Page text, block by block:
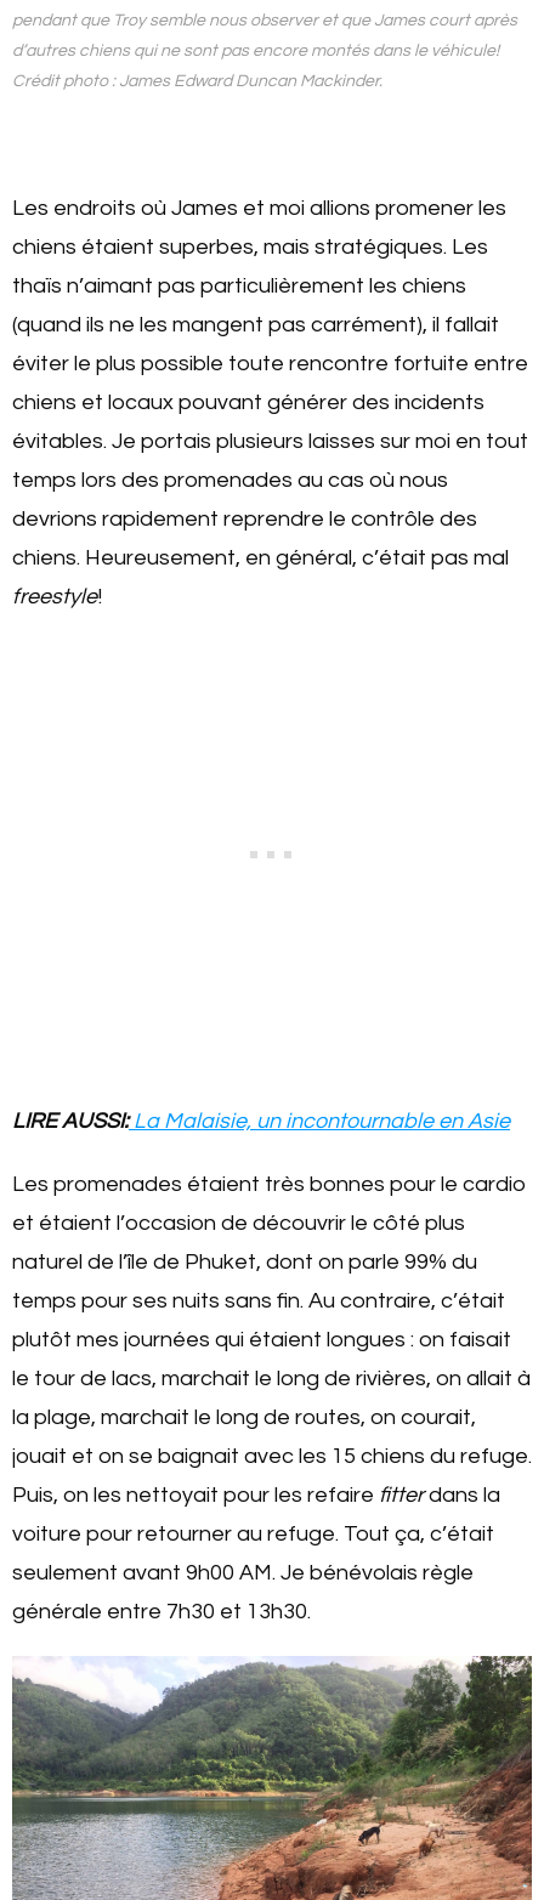
pendant que Troy semble nous observer et que James court après
d’autres chiens qui ne sont pas encore montés dans le véhicule!
Crédit photo : James Edward Duncan Mackinder.
Les endroits où James et moi allions promener les
chiens étaient superbes, mais stratégiques. Les
thaïs n’aimant pas particulièrement les chiens
(quand ils ne les mangent pas carrément), il fallait
éviter le plus possible toute rencontre fortuite entre
chiens et locaux pouvant générer des incidents
évitables. Je portais plusieurs laisses sur moi en tout
temps lors des promenades au cas où nous
devrions rapidement reprendre le contrôle des
chiens. Heureusement, en général, c’était pas mal
freestyle!
LIRE AUSSI:La Malaisie, un incontournable en Asie
Les promenades étaient très bonnes pour le cardio
et étaient l’occasion de découvrir le côté plus
naturel de l’île de Phuket, dont on parle 99% du
temps pour ses nuits sans fin. Au contraire, c’était
plutôt mes journées qui étaient longues : on faisait
le tour de lacs, marchait le long de rivières, on allait à
la plage, marchait le long de routes, on courait,
jouait et on se baignait avec les 15 chiens du refuge.
Puis, on les nettoyait pour les refaire fitterdans la
voiture pour retourner au refuge. Tout ça, c’était
seulement avant 9h00 AM. Je bénévolais règle
générale entre 7h30 et 13h30.